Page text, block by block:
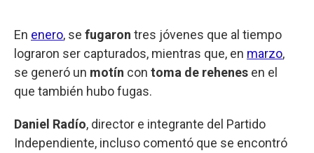
En enero, se fugaron tres jóvenes que al tiempo
lograron ser capturados, mientras que, en marzo,
se generó un motín con toma de rehenes en el
que también hubo fugas.
Daniel Radío, director e integrante del Partido
Independiente, incluso comentó que se encontró